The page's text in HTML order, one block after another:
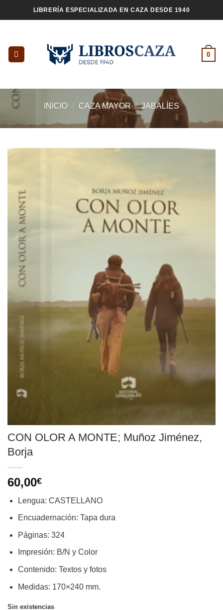
al
LIBRERÍA ESPECIALIZADA EN CAZA DESDE 1940
0
INICIO / CAZA MAYOR / JABALÍES
CON OLOR A MONTE; Muñoz Jiménez,
Borja
60,00€
Lengua: CASTELLANO
Encuadernación: Tapa dura
Páginas: 324
Impresión: B/N y Color
Contenido: Textos y fotos
Medidas: 170×240 mm.
Sin existencias